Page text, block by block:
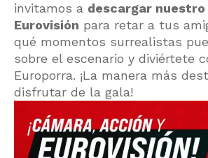
invitamos a descargar nuestro
Eurovisión para retar a tus
qué momentos surrealistas
sobre el escenario y diviértete
Europorra. ¡La manera más
disfrutar de la gala!